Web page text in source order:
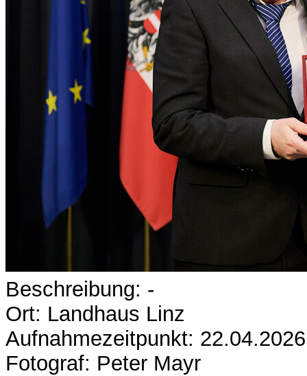
Beschreibung: -
Ort: Landhaus Linz
Aufnahmezeitpunkt: 22.04.2026
Fotograf: Peter Mayr